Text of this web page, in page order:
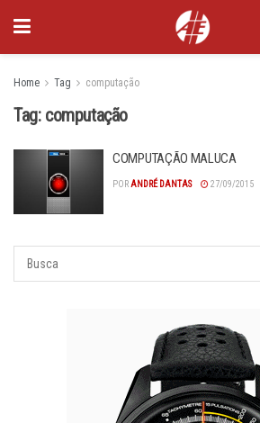
Home Tag computação
Tag: computação
COMPUTAÇÃO MALUCA
POR ANDRÉ DANTAS 27/09/2015